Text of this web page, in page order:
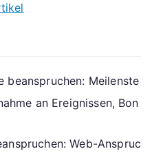
beanspruchen: Meilenste
an Ereignissen, Bon
Web-Anspruc